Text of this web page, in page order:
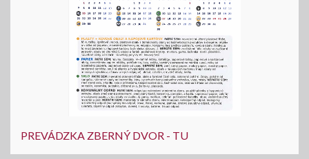
PREVÁDZKA ZBERNÝ DVOR - TU